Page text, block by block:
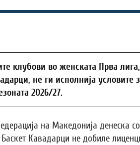
клубови во женската Прва
не ги исполнија условите
2026/27.
на Македонија денеска
Кавадарци не добиле